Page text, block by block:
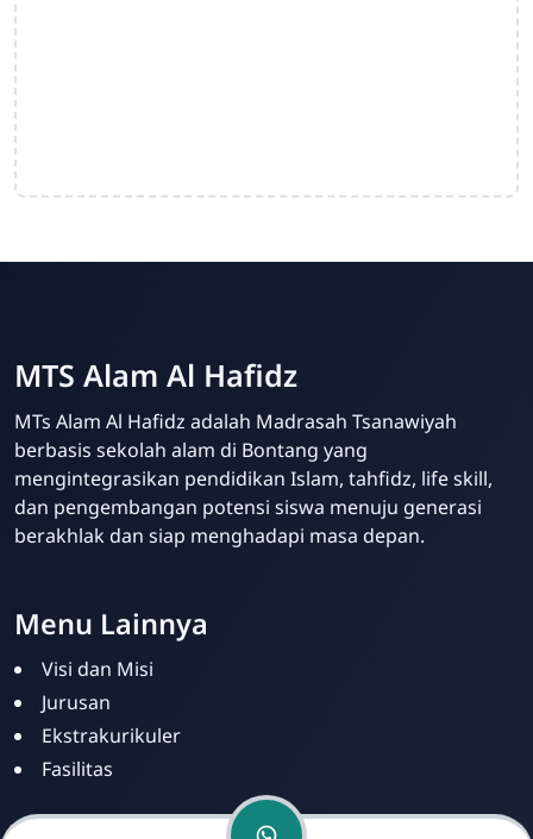
MTs Alam
MTS Alam Al Hafidz
MTs Alam Al Hafidz adalah Madrasah Tsanawiyah
berbasis sekolah alam di Bontang yang
mengintegrasikan pendidikan Islam, tahfidz, life skill,
dan pengembangan potensi siswa menuju generasi
berakhlak dan siap menghadapi masa depan.
Menu Lainnya
Visi dan Misi
Jurusan
Ekstrakurikuler
Fasilitas